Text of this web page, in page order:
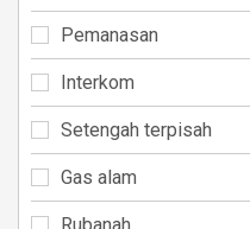
Pemanasan
Interkom
Setengah terpisah
Gas alam
Rubanah